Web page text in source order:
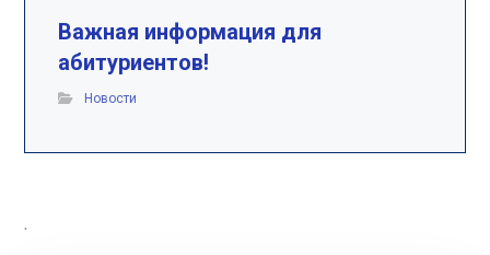
Важная информация для
абитуриентов!
Новости
.